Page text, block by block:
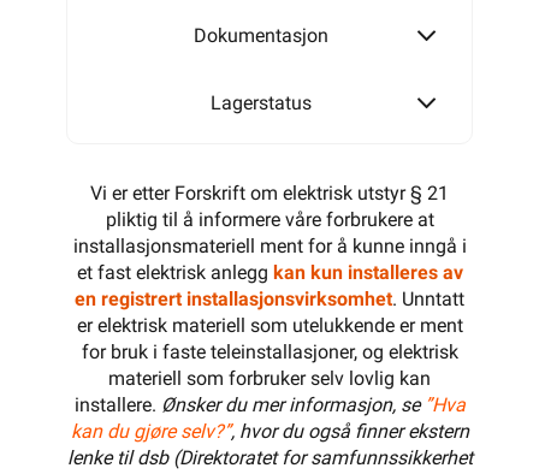
Dokumentasjon
Lagerstatus
Vi er etter Forskrift om elektrisk utstyr § 21
pliktig til å informere våre forbrukere at
installasjonsmateriell ment for å kunne inngå i
et fast elektrisk anlegg kan kun installeres av
en registrert installasjonsvirksomhet. Unntatt
er elektrisk materiell som utelukkende er ment
for bruk i faste teleinstallasjoner, og elektrisk
materiell som forbruker selv lovlig kan
installere. Ønsker du mer informasjon, se ”Hva
kan du gjøre selv?”, hvor du også finner ekstern
lenke til dsb (Direktoratet for samfunnssikkerhet